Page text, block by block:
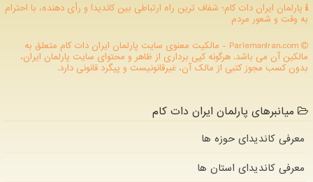
پارلمان ایران دات کام؛ شفاف ترین راه ارتباطی بین کاندیدا و رأی دهنده، با احترام
به وقت و شعور مردم
ParlemanIran.com - مالکیت معنوی سایت پارلمان ایران دات كام متعلق به
مالکین آن می باشد. هرگونه کپی برداری از ظاهر و محتوای سایت پارلمان ایران،
بدون کسب مجوز کتبی از مالک آن، غیرقانونیست و پیگرد قانونی دارد.
میانبرهای پارلمان ایران دات کام
معرفی کاندیدای حوزه ها
معرفی کاندیدای استان ها